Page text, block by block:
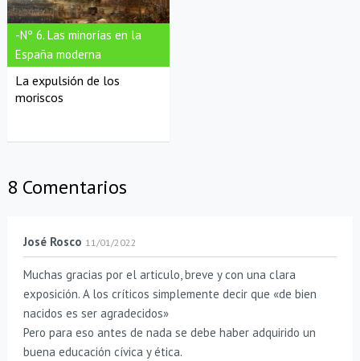
-Nº 6. Las minorías en la
España moderna
La expulsión de los
moriscos
8 Comentarios
José Rosco 11/01/2022
Muchas gracias por el articulo, breve y con una clara
exposición. A los críticos simplemente decir que «de bien
nacidos es ser agradecidos»
Pero para eso antes de nada se debe haber adquirido un
buena educación cívica y ética.